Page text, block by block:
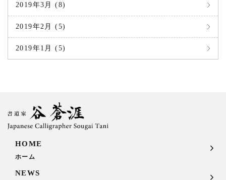
2019年3月 (8)
2019年2月 (5)
2019年1月 (5)
HOME
ホーム
NEWS